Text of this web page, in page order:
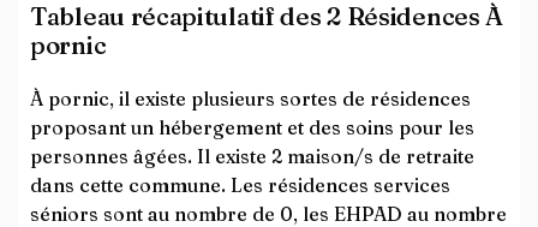
Tableau récapitulatif des 2 Résidences À
pornic
À pornic, il existe plusieurs sortes de résidences
proposant un hébergement et des soins pour les
personnes âgées. Il existe 2 maison/s de retraite
dans cette commune. Les résidences services
séniors sont au nombre de 0, les EHPAD au nombre